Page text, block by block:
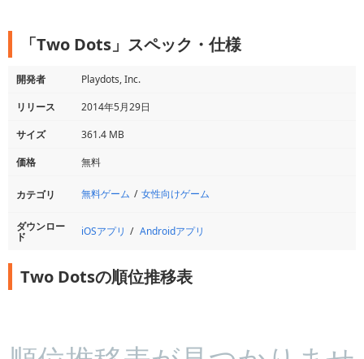
「Two Dots」スペック・仕様
開発者
Playdots, Inc.
リリース
2014年5月29日
サイズ
361.4 MB
価格
無料
カテゴリ 無料ゲーム 女性向けゲーム
ダウンロー
ド iOSアプリ Androidアプリ
Two Dotsの順位推移表